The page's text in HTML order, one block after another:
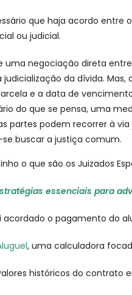
que haja acordo
ou judicial.
uma negociação direta
judicialização da dívida.
e a data de
do que se pensa, uma
partes podem recorrer à
se buscar a justiça comum.
o que são os Juizados
essenciais para
o pagamento do
, uma calculadora
históricos do